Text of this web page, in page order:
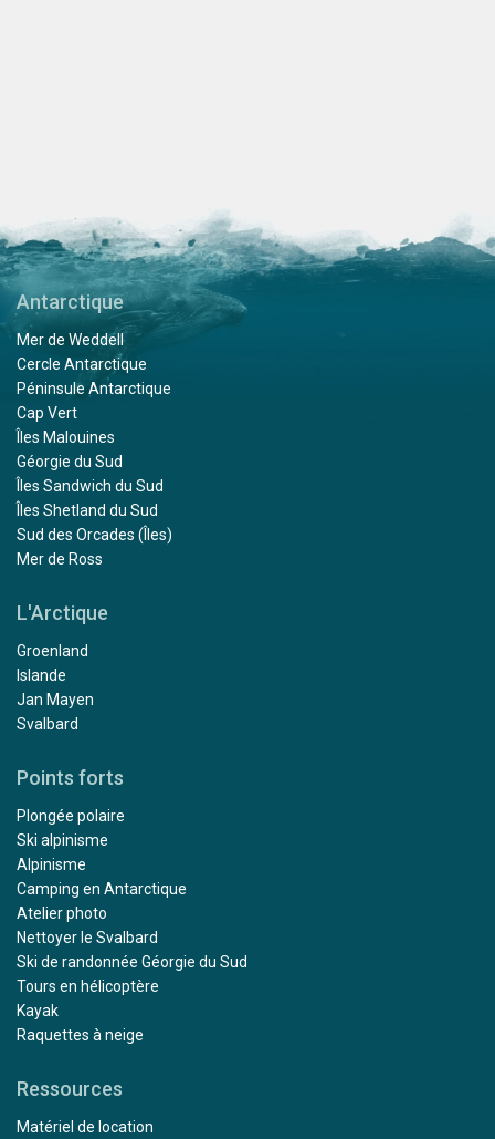
Antarctique
Mer de Weddell
Cercle Antarctique
Péninsule Antarctique
Cap Vert
Îles Malouines
Géorgie du Sud
Îles Sandwich du Sud
Îles Shetland du Sud
Sud des Orcades (Îles)
Mer de Ross
L'Arctique
Groenland
Islande
Jan Mayen
Svalbard
Points forts
Plongée polaire
Ski alpinisme
Alpinisme
Camping en Antarctique
Atelier photo
Nettoyer le Svalbard
Ski de randonnée Géorgie du Sud
Tours en hélicoptère
Kayak
Raquettes à neige
Ressources
Matériel de location